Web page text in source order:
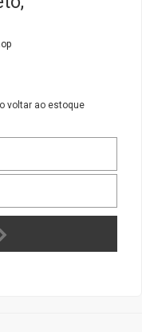
voltar ao estoque